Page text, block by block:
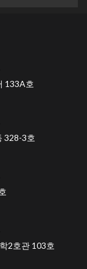
133A호
328-3호
2호관 103호